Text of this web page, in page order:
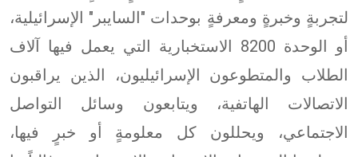
لتجربةٍ وخبرةٍ ومعرفةٍ بوحدات "السايبر" الإسرائيلية،
أو الوحدة 8200 الاستخبارية التي يعمل فيها آلاف
الطلاب والمتطوعون الإسرائيليون، الذين يراقبون
الاتصالات الهاتفية، ويتابعون وسائل التواصل
الاجتماعي، ويحللون كل معلومةٍ أو خبرٍ فيها،